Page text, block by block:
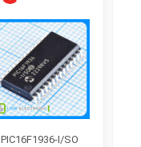
PIC16F1936-I/SO